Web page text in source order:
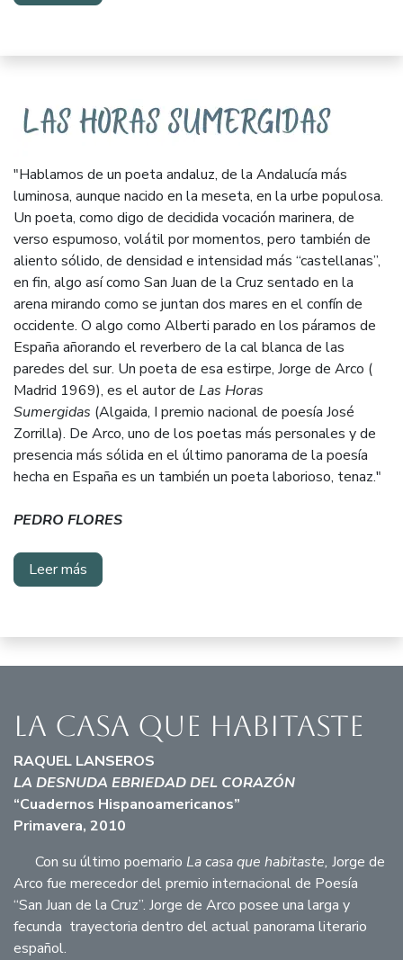
"Hablamos de un poeta andaluz, de la Andalucía más
luminosa, aunque nacido en la meseta, en la urbe populosa.
Un poeta, como digo de decidida vocación marinera, de
verso espumoso, volátil por momentos, pero también de
aliento sólido, de densidad e intensidad más “castellanas”,
en fin, algo así como San Juan de la Cruz sentado en la
arena mirando como se juntan dos mares en el confín de
occidente. O algo como Alberti parado en los páramos de
España añorando el reverbero de la cal blanca de las
paredes del sur. Un poeta de esa estirpe, Jorge de Arco (
Madrid 1969), es el autor de Las Horas
Sumergidas (Algaida, I premio nacional de poesía José
Zorrilla). De Arco, uno de los poetas más personales y de
presencia más sólida en el último panorama de la poesía
hecha en España es un también un poeta laborioso, tenaz​."
PEDRO FLORES
Leer más
La casa que habitaste
RAQUEL LANSEROS
LA DESNUDA EBRIEDAD DEL CORAZÓN
“Cuadernos Hispanoamericanos”
Primavera, 2010
Con su último poemario La casa que habitaste, Jorge de
Arco fue merecedor del premio internacional de Poesía
“San Juan de la Cruz”. Jorge de Arco posee una larga y
fecunda trayectoria dentro del actual panorama literario
español.